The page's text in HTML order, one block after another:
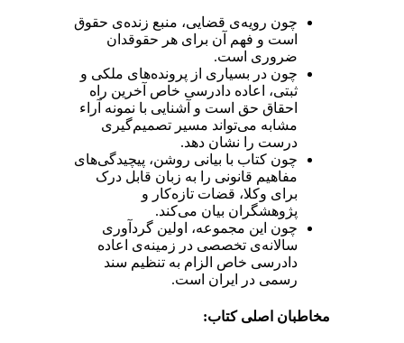
چون رویه‌ی قضایی، منبع زنده‌ی حقوق
است و فهم آن برای هر حقوقدان
ضروری است.
چون در بسیاری از پرونده‌های ملکی و
ثبتی، اعاده دادرسی خاص آخرین راه
احقاق حق است و آشنایی با نمونه آراء
مشابه می‌تواند مسیر تصمیم‌گیری
درست را نشان دهد.
چون کتاب با بیانی روشن، پیچیدگی‌های
مفاهیم قانونی را به زبان قابل درک
برای وکلا، قضات تازه‌کار و
پژوهشگران بیان می‌کند.
چون این مجموعه، اولین گردآوری
سالانه‌ی تخصصی در زمینه‌ی اعاده
دادرسی خاص الزام به تنظیم سند
رسمی در ایران است.
مخاطبان اصلی کتاب: